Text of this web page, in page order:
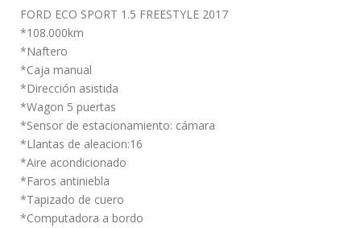
FORD ECO SPORT 1.5 FREESTYLE 2017
*108.000km
*Naftero
*Caja manual
*Dirección asistida
*Wagon 5 puertas
*Sensor de estacionamiento: cámara
*Llantas de aleacion:16
*Aire acondicionado
*Faros antiniebla
*Tapizado de cuero
*Computadora a bordo